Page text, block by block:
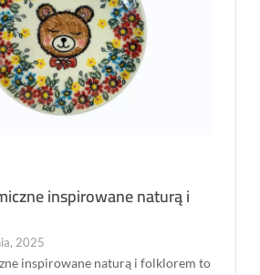
inspirowane naturą i
2025
inspirowane naturą i folklorem to